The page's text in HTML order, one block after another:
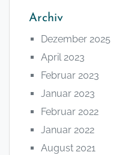
Archiv
Dezember 2025
April 2023
Februar 2023
Januar 2023
Februar 2022
Januar 2022
August 2021